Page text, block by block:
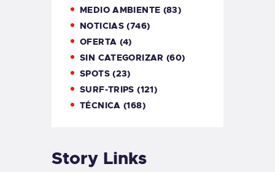
MEDIO AMBIENTE (83)
NOTICIAS (746)
OFERTA (4)
SIN CATEGORIZAR (60)
SPOTS(23)
SURF-TRIPS (121)
TÉCNICA (168)
Story Links